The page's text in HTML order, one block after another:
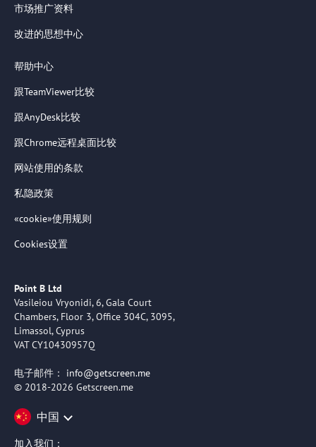
市场推广资料
改进的思想中心
帮助中心
跟TeamViewer比较
跟AnyDesk比较
跟Chrome远程桌面比较
网站使用的条款
私隐政策
«cookie»使用规则
Cookies设置
Point B Ltd
Vasileiou Vryonidi, 6, Gala Court
Chambers, Floor 3, Office 304C, 3095,
Limassol, Cyprus
VAT CY10430957Q
电子邮件： info@getscreen.me
© 2018-2026 Getscreen.me
中国
加入我们：